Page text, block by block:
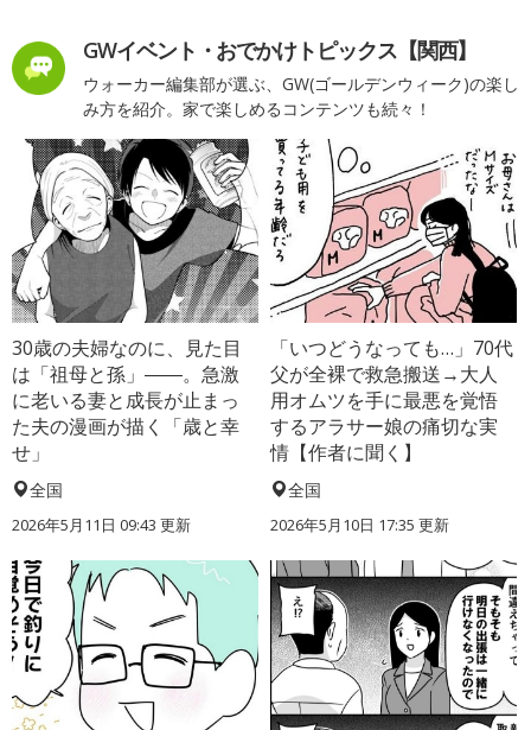
GWイベント・おでかけトピックス【関西】
ウォーカー編集部が選ぶ、GW(ゴールデンウィーク)の楽し
み方を紹介。家で楽しめるコンテンツも続々！
30歳の夫婦なのに、見た目
は「祖母と孫」――。急激
に老いる妻と成長が止まっ
た夫の漫画が描く「歳と幸
せ」
全国
2026年5月11日 09:43 更新
「いつどうなっても…」70代
父が全裸で救急搬送→大人
用オムツを手に最悪を覚悟
するアラサー娘の痛切な実
情【作者に聞く】
全国
2026年5月10日 17:35 更新